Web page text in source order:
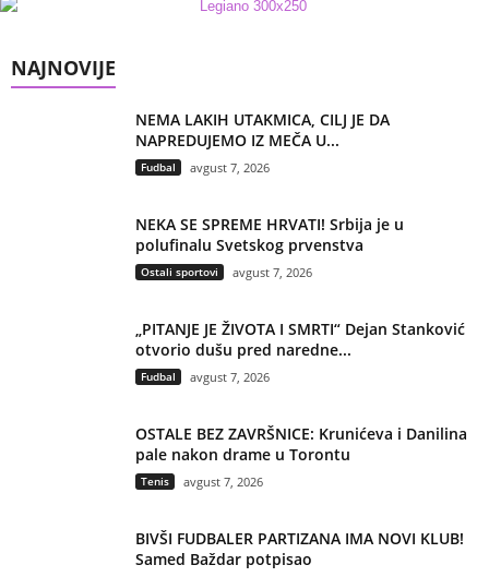
NAJNOVIJE
NEMA LAKIH UTAKMICA, CILJ JE DA
NAPREDUJEMO IZ MEČA U...
Fudbal avgust 7, 2026
NEKA SE SPREME HRVATI! Srbija je u
polufinalu Svetskog prvenstva
Ostali sportovi avgust 7, 2026
„PITANJE JE ŽIVOTA I SMRTI“ Dejan Stanković
otvorio dušu pred naredne...
Fudbal avgust 7, 2026
OSTALE BEZ ZAVRŠNICE: Krunićeva i Danilina
pale nakon drame u Torontu
Tenis avgust 7, 2026
BIVŠI FUDBALER PARTIZANA IMA NOVI KLUB!
Samed Baždar potpisao